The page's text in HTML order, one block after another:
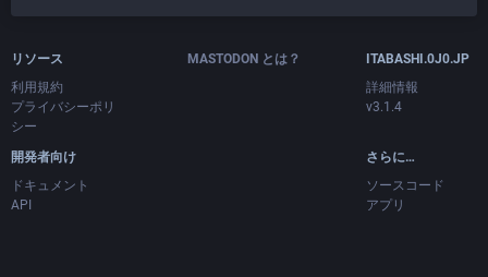
リソース
利用規約
プライバシーポリ
シー
開発者向け
ドキュメント
API
MASTODON とは？
ITABASHI.0J0.JP
詳細情報
v3.1.4
さらに…
ソースコード
アプリ